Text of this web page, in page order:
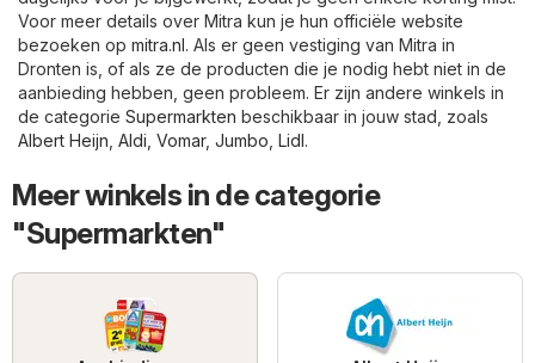
Voor meer details over Mitra kun je hun officiële website
bezoeken op mitra.nl. Als er geen vestiging van Mitra in
Dronten is, of als ze de producten die je nodig hebt niet in de
aanbieding hebben, geen probleem. Er zijn andere winkels in
de categorie Supermarkten beschikbaar in jouw stad, zoals
Albert Heijn Aldi Vomar, Jumbo Lidl.
Meer winkels in de categorie
"Supermarkten"